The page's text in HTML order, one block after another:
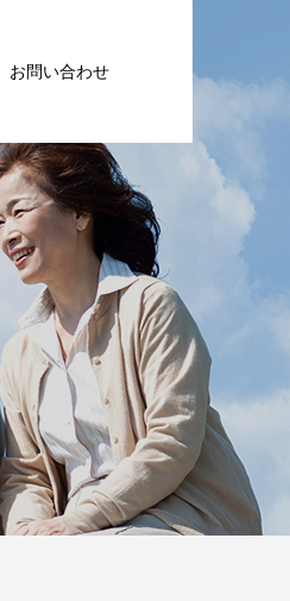
お問い合わせ